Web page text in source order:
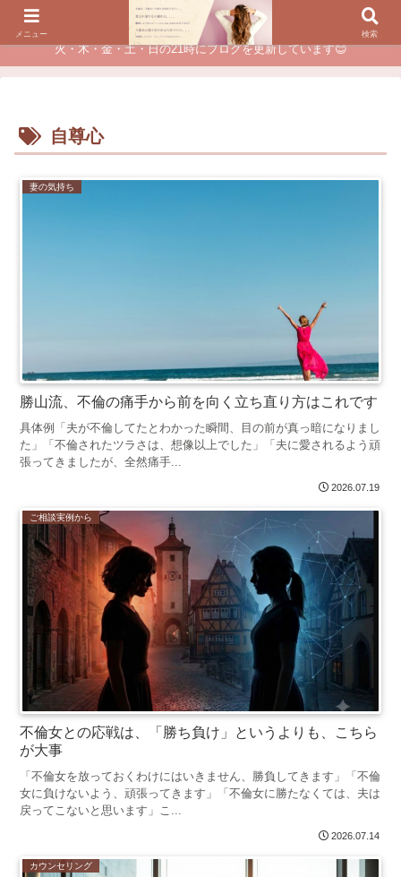
夫に不倫されたつらい経験が、あなたのチャンスに変わるカウンセリング
火・木・金・土・日の21時にブログを更新しています😊
自尊心
妻の気持ち
勝山流、不倫の痛手から前を向く立ち直り方はこれです
具体例「夫が不倫してたとわかった瞬間、目の前が真っ暗になりまし
た」「不倫されたツラさは、想像以上でした」「夫に愛されるよう頑
張ってきましたが、全然痛手...
2026.07.19
ご相談実例から
不倫女との応戦は、「勝ち負け」というよりも、こちら
が大事
「不倫女を放っておくわけにはいきません、勝負してきます」「不倫
女に負けないよう、頑張ってきます」「不倫女に勝たなくては、夫は
戻ってこないと思います」こ...
2026.07.14
カウンセリング
メニュー 検索